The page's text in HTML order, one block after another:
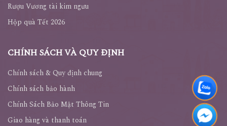
Rượu Vương tài kim ngưu
Hộp quà Tết 2026
CHÍNH SÁCH VÀ QUY ĐỊNH
Chính sách & Quy định chung
Chính sách bảo hành
Chính Sách Bảo Mật Thông Tin
Giao hàng và thanh toán